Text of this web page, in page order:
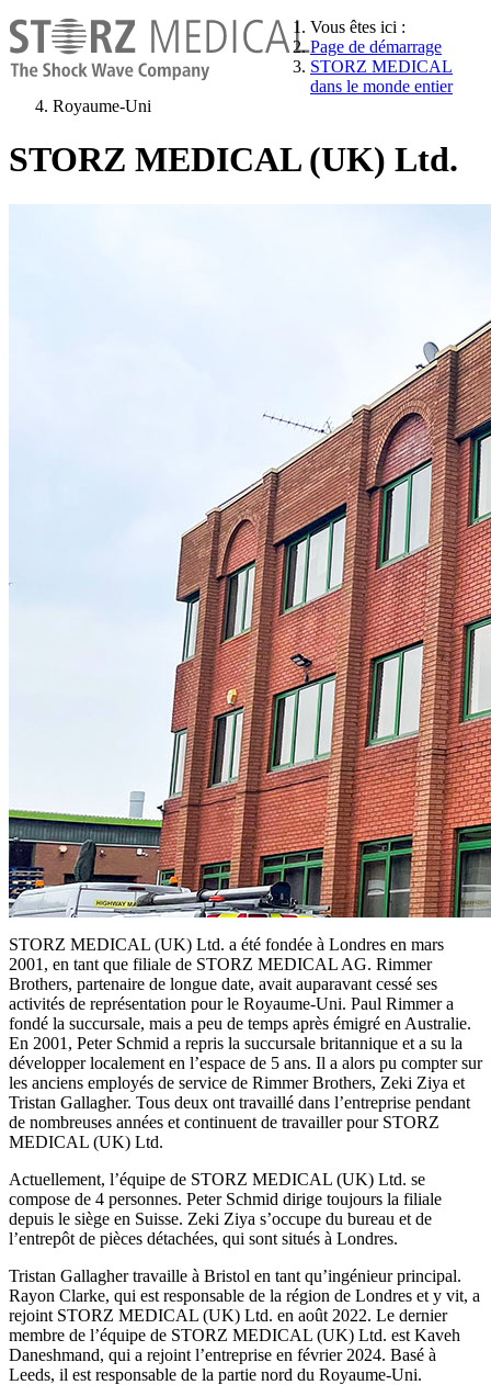
Vous êtes ici :
Page de démarrage
STORZ MEDICAL
dans le monde entier
Royaume-Uni
STORZ MEDICAL (UK) Ltd.
STORZ MEDICAL (UK) Ltd. a été fondée à Londres en mars
2001, en tant que filiale de STORZ MEDICAL AG. Rimmer
Brothers, partenaire de longue date, avait auparavant cessé ses
activités de représentation pour le Royaume-Uni. Paul Rimmer a
fondé la succursale, mais a peu de temps après émigré en Australie.
En 2001, Peter Schmid a repris la succursale britannique et a su la
développer localement en l’espace de 5 ans. Il a alors pu compter sur
les anciens employés de service de Rimmer Brothers, Zeki Ziya et
Tristan Gallagher. Tous deux ont travaillé dans l’entreprise pendant
de nombreuses années et continuent de travailler pour STORZ
MEDICAL (UK) Ltd.
Actuellement, l’équipe de STORZ MEDICAL (UK) Ltd. se
compose de 4 personnes. Peter Schmid dirige toujours la filiale
depuis le siège en Suisse. Zeki Ziya s’occupe du bureau et de
l’entrepôt de pièces détachées, qui sont situés à Londres.
Tristan Gallagher travaille à Bristol en tant qu’ingénieur principal.
Rayon Clarke, qui est responsable de la région de Londres et y vit, a
rejoint STORZ MEDICAL (UK) Ltd. en août 2022. Le dernier
membre de l’équipe de STORZ MEDICAL (UK) Ltd. est Kaveh
Daneshmand, qui a rejoint l’entreprise en février 2024. Basé à
Leeds, il est responsable de la partie nord du Royaume-Uni.